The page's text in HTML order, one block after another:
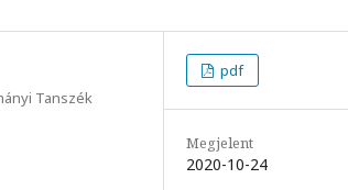
Tanszék
pdf
Megjelent
2020-10-24